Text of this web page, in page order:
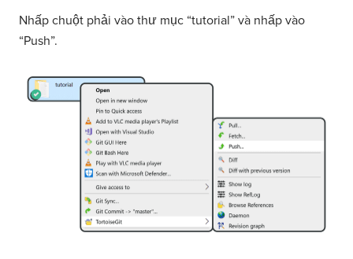
Nhấp chuột phải vào thư mục “tutorial” và nhấp vào
“Push”.